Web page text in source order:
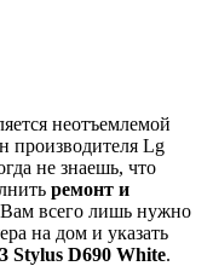
неотъемлемой
производителя Lg
не знаешь, что
ремонт и
всего лишь нужно
на дом и указать
Stylus D690 White.